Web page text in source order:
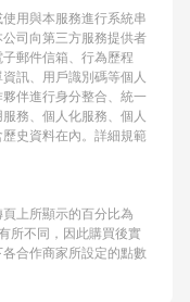
用與本服務進行系統串
司向第三方服務提供者
郵件信箱、行為歷程
訊、用戶識別碼等個人
伴進行身分整合、統一
務、個人化服務、個人
史資料在內。詳細規範
上所顯示的百分比為
所不同，因此購買後實
合作商家所設定的點數